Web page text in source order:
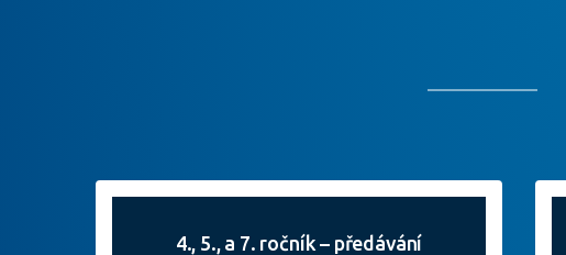
4., 5., a 7. ročník – předávání